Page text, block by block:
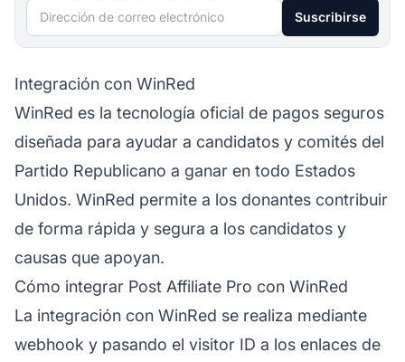
Dirección de correo electrónico Suscribirse
Integración con WinRed
WinRed es la tecnología oficial de pagos seguros
diseñada para ayudar a candidatos y comités del
Partido Republicano a ganar en todo Estados
Unidos. WinRed permite a los donantes contribuir
de forma rápida y segura a los candidatos y
causas que apoyan.
Cómo integrar Post Affiliate Pro con WinRed
La integración con WinRed se realiza mediante
webhook y pasando el visitor ID a los enlaces de